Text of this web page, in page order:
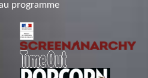
programme